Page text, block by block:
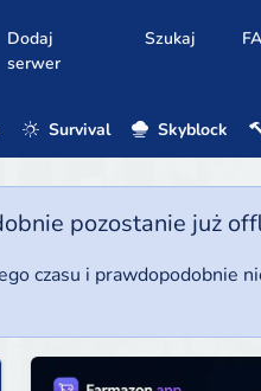
Dodaj
serwer
Szukaj
Survival Skyblock
pozostanie już
czasu i prawdopodobnie